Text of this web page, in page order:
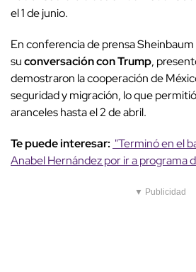
el 1 de junio.
En conferencia de prensa
suconversación con Trump,
demostraron la cooperación de
seguridad y migración, lo que
aranceles hasta el 2 de abril.
Te puede interesar: "Terminó en el
Anabel Hernández por ir a programa
▼ Publicidad